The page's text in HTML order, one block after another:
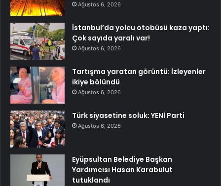
Ağustos 6, 2026
İstanbul’da yolcu otobüsü kaza yaptı:
Çok sayıda yaralı var!
Ağustos 6, 2026
Tartışma yaratan görüntü: İzleyenler
ikiye bölündü
Ağustos 6, 2026
Türk siyasetine soluk: YENİ Parti
Ağustos 6, 2026
Eyüpsultan Belediye Başkan
Yardımcısı Hasan Karabulut
tutuklandı